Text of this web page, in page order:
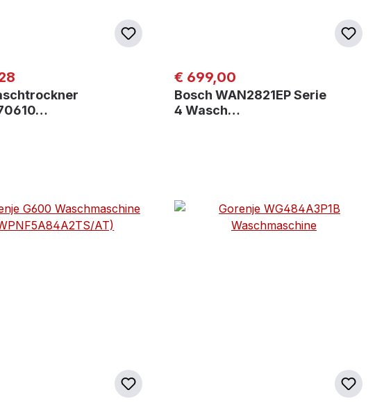
Preis: Regulärer Preis:
€ 699,00
Bosch WAN2821EP Serie
4 Wasch…